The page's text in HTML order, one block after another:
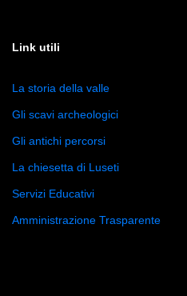
Link utili
La storia della valle
Gli scavi archeologici
Gli antichi percorsi
La chiesetta di Luseti
Servizi Educativi
Amministrazione Trasparente